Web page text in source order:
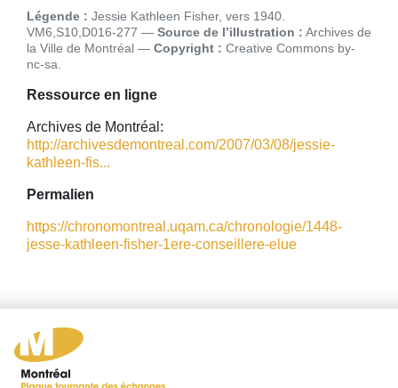
Légende : Jessie Kathleen Fisher, vers 1940.
VM6,S10,D016-277
Source de l’illustration : Archives de
la Ville de Montréal
Copyright : Creative Commons by-
nc-sa
Ressource en ligne
Archives de Montréal:
http://archivesdemontreal.com/2007/03/08/jessie-
kathleen-fis...
Permalien
https://chronomontreal.uqam.ca/chronologie/1448-
jesse-kathleen-fisher-1ere-conseillere-elue